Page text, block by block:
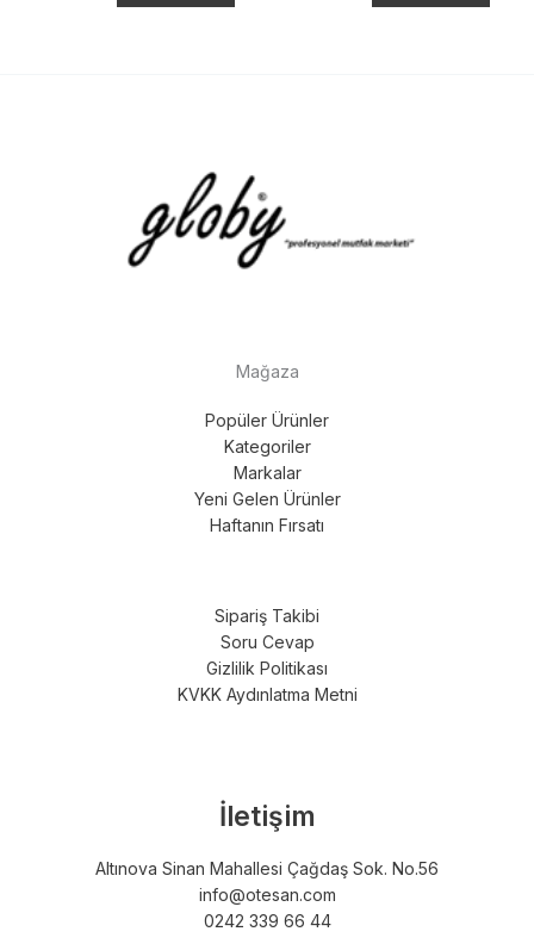
Mağaza
Popüler Ürünler
Kategoriler
Markalar
Yeni Gelen Ürünler
Haftanın Fırsatı
Sipariş Takibi
Soru Cevap
Gizlilik Politikası
KVKK Aydınlatma Metni
İletişim
Altınova Sinan Mahallesi Çağdaş Sok. No.56
info@otesan.com
0242 339 66 44